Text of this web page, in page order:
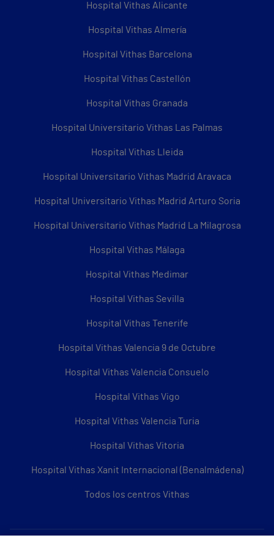
Hospital Vithas Alicante
Hospital Vithas Almería
Hospital Vithas Barcelona
Hospital Vithas Castellón
Hospital Vithas Granada
Hospital Universitario Vithas Las Palmas
Hospital Vithas Lleida
Hospital Universitario Vithas Madrid Aravaca
Hospital Universitario Vithas Madrid Arturo Soria
Hospital Universitario Vithas Madrid La Milagrosa
Hospital Vithas Málaga
Hospital Vithas Medimar
Hospital Vithas Sevilla
Hospital Vithas Tenerife
Hospital Vithas Valencia 9 de Octubre
Hospital Vithas Valencia Consuelo
Hospital Vithas Vigo
Hospital Vithas Valencia Turia
Hospital Vithas Vitoria
Hospital Vithas Xanit Internacional (Benalmádena)
Todos los centros Vithas